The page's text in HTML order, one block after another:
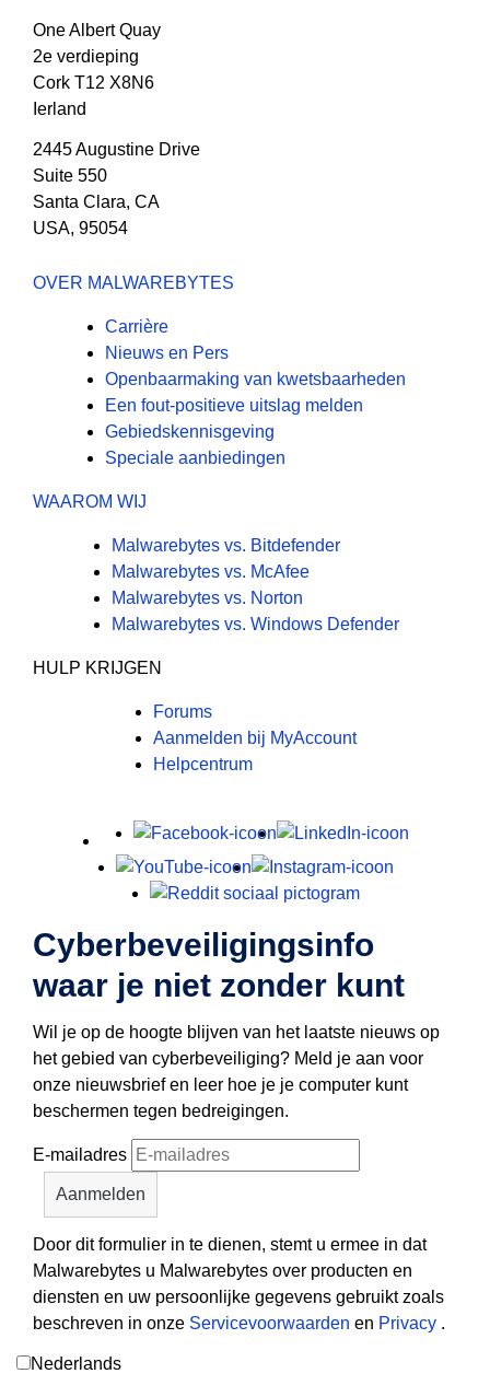
One Albert Quay
2e verdieping
Cork T12 X8N6
Ierland
2445 Augustine Drive
Suite 550
Santa Clara, CA
USA, 95054
OVER MALWAREBYTES
Carrière
Nieuws en Pers
Openbaarmaking van kwetsbaarheden
Een fout-positieve uitslag melden
Gebiedskennisgeving
Speciale aanbiedingen
WAAROM WIJ
Malwarebytes vs. Bitdefender
Malwarebytes vs. McAfee
Malwarebytes vs. Norton
Malwarebytes vs. Windows Defender
HULP KRIJGEN
Forums
Aanmelden bij MyAccount
Helpcentrum
X Facebook
Youtube
Reddit
Cyberbeveiligingsinfo
waar je niet zonder kunt
Wil je op de hoogte blijven van het laatste nieuws op
het gebied van cyberbeveiliging? Meld je aan voor
onze nieuwsbrief en leer hoe je je computer kunt
beschermen tegen bedreigingen.
E-mailadres
Door dit formulier in te dienen, stemt u ermee in dat
Malwarebytes u Malwarebytes over producten en
diensten en uw persoonlijke gegevens gebruikt zoals
beschreven in onze Servicevoorwaarden en Privacy .
Nederlands